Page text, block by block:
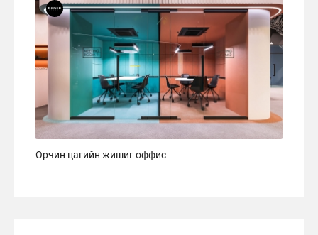
Орчин цагийн жишиг оффис